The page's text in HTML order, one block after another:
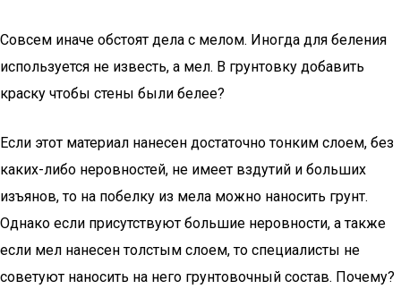
Совсем иначе обстоят дела с мелом. Иногда для беления
используется не известь, а мел. В грунтовку добавить
краску чтобы стены были белее?
Если этот материал нанесен достаточно тонким слоем, без
каких-либо неровностей, не имеет вздутий и больших
изъянов, то на побелку из мела можно наносить грунт.
Однако если присутствуют большие неровности, а также
если мел нанесен толстым слоем, то специалисты не
советуют наносить на него грунтовочный состав. Почему?